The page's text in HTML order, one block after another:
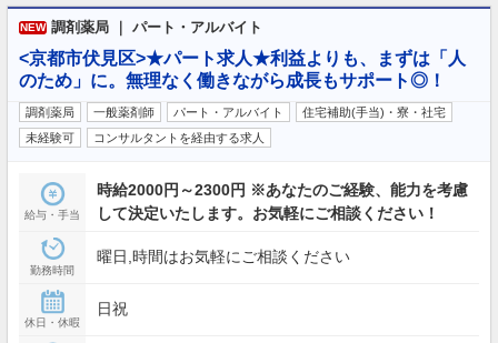
NEW 調剤薬局 ｜ パート・アルバイト
<京都市伏見区>★パート求人★利益よりも、まずは「人
のため」に。無理なく働きながら成長もサポート◎！
調剤薬局 一般薬剤師 パート・アルバイト
住宅補助(手当)・寮・社宅
未経験可
コンサルタントを経由する求人
給与・手当
時給2000円～2300円 ※あなたのご経験、能力を考慮
して決定いたします。お気軽にご相談ください！
勤務時間
曜日,時間はお気軽にご相談ください
休日・休暇
日祝